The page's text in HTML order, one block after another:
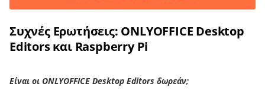
Συχνές Ερωτήσεις: ONLYOFFICE Desktop
Editors και Raspberry Pi
Είναι οι ONLYOFFICE Desktop Editors δωρεάν;